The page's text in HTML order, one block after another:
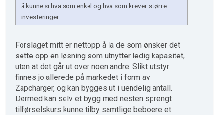
å kunne si hva som enkel og hva som krever større
investeringer.
Forslaget mitt er nettopp å la de som ønsker det
sette opp en løsning som utnytter ledig kapasitet,
uten at det går ut over noen andre. Slikt utstyr
finnes jo allerede på markedet i form av
Zapcharger, og kan bygges ut i uendelig antall.
Dermed kan selv et bygg med nesten sprengt
tilførselskurs kunne tilby samtlige beboere et